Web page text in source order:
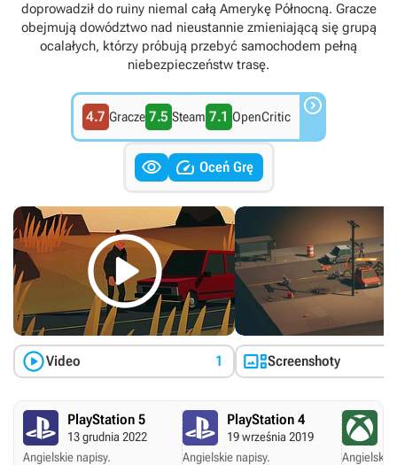
doprowadził do ruiny niemal całą Amerykę Północną. Gracze
obejmują dowództwo nad nieustannie zmieniającą się grupą
ocalałych, którzy próbują przebyć samochodem pełną
niebezpieczeństw trasę.
4.7 Gracze 7.5 Steam 7.1 OpenCritic 
  Oceń Grę

Video 1 Screenshoty
PlayStation 5
13 grudnia 2022
Angielskie napisy.
PlayStation 4
19 września 2019
Angielskie napisy.
Angielskie